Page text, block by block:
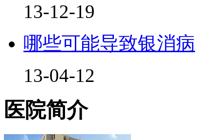
13-12-19
哪些可能导致银消病
13-04-12
医院简介